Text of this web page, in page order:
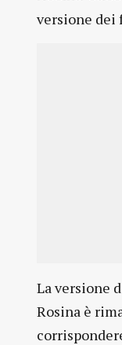
versione dei
La versione
Rosina è